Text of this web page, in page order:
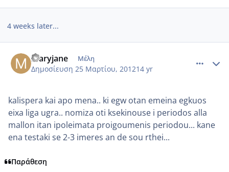
4 weeks later...
maryjane Μέλη
Δημοσίευση 25 Μαρτίου, 201214 yr
kalispera kai apo mena.. ki egw otan emeina egkuos
eixa liga ugra.. nomiza oti ksekinouse i periodos alla
mallon itan ipoleimata proigoumenis periodou... kane
ena testaki se 2-3 imeres an de sou rthei...
Παράθεση